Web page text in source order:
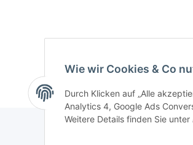
Wie wir Cookies & Co
Durch Klicken auf „Alle
Analytics 4, Google Ads
Weitere Details finden Sie unter